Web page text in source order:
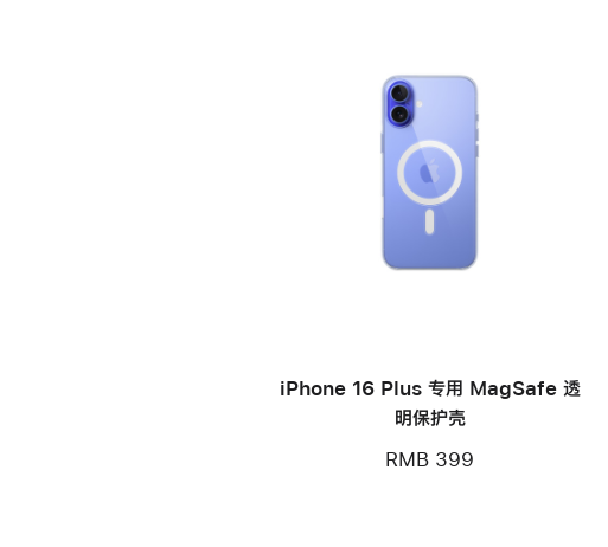
iPhone 16 Plus 专用 MagSafe 透
明保护壳
RMB 399